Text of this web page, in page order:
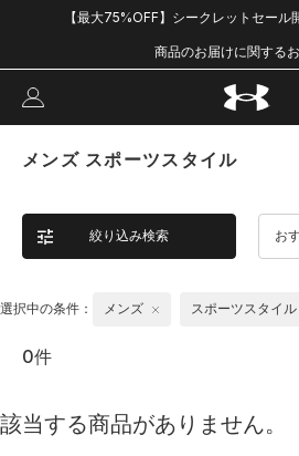
【最大75%OFF】シークレットセール
商品のお届けに関する
メンズ スポーツスタイル
絞り込み検索 お
選択中の条件： メンズ スポーツスタイル
0件
該当する商品がありません。